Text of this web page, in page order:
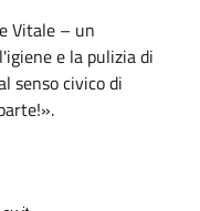
Vitale – un
e la pulizia di
senso civico di